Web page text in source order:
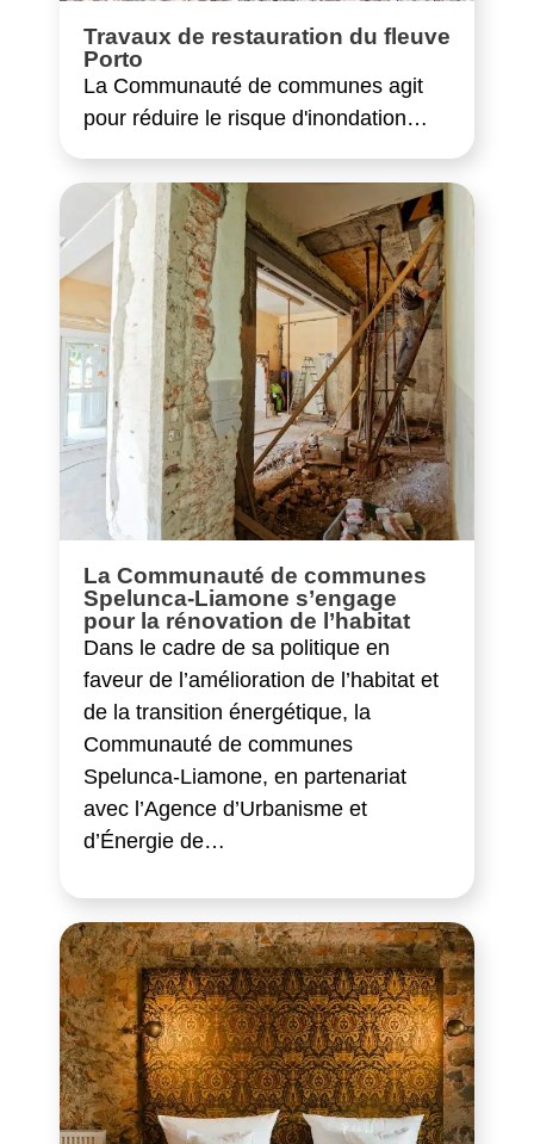
Travaux de restauration du fleuve
Porto
La Communauté de communes agit
pour réduire le risque d'inondation…
La Communauté de communes
Spelunca-Liamone s’engage
pour la rénovation de l’habitat
Dans le cadre de sa politique en
faveur de l’amélioration de l’habitat et
de la transition énergétique, la
Communauté de communes
Spelunca-Liamone, en partenariat
avec l’Agence d’Urbanisme et
d’Énergie de…